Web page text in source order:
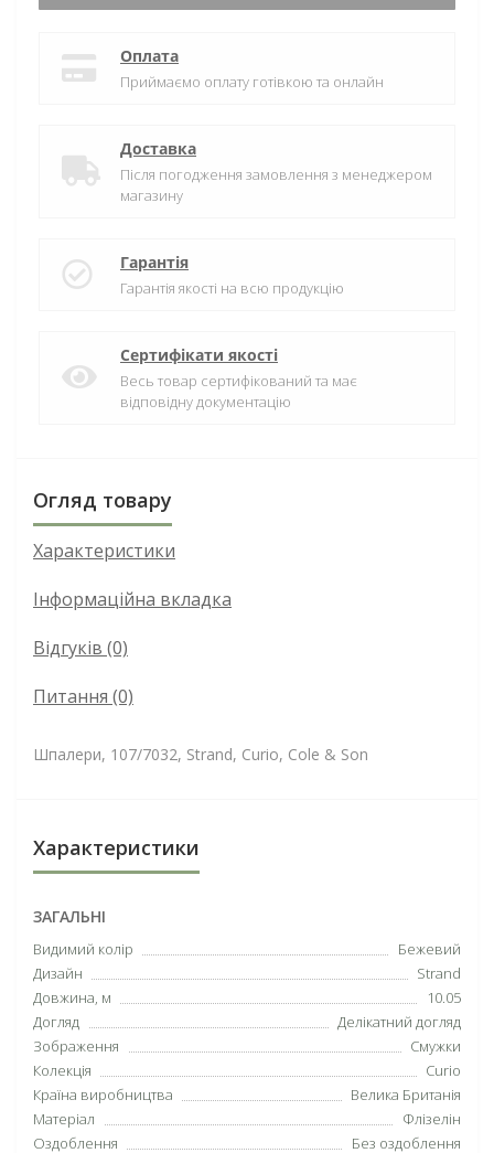
Оплата
Приймаємо оплату готівкою та онлайн
Доставка
Після погодження замовлення з менеджером
магазину
Гарантія
Гарантія якості на всю продукцію
Сертифікати якості
Весь товар сертифікований та має
відповідну документацію
Огляд товару
Характеристики
Інформаційна вкладка
Відгуків (0)
Питання (0)
Шпалери, 107/7032, Strand, Curio, Cole & Son
Характеристики
ЗАГАЛЬНІ
Видимий колір
Бежевий
Дизайн
Strand
Довжина, м
10.05
Догляд
Делікатний догляд
Зображення
Смужки
Колекція
Curio
Країна виробництва
Велика Британія
Матеріал
Флізелін
Оздоблення
Без оздоблення